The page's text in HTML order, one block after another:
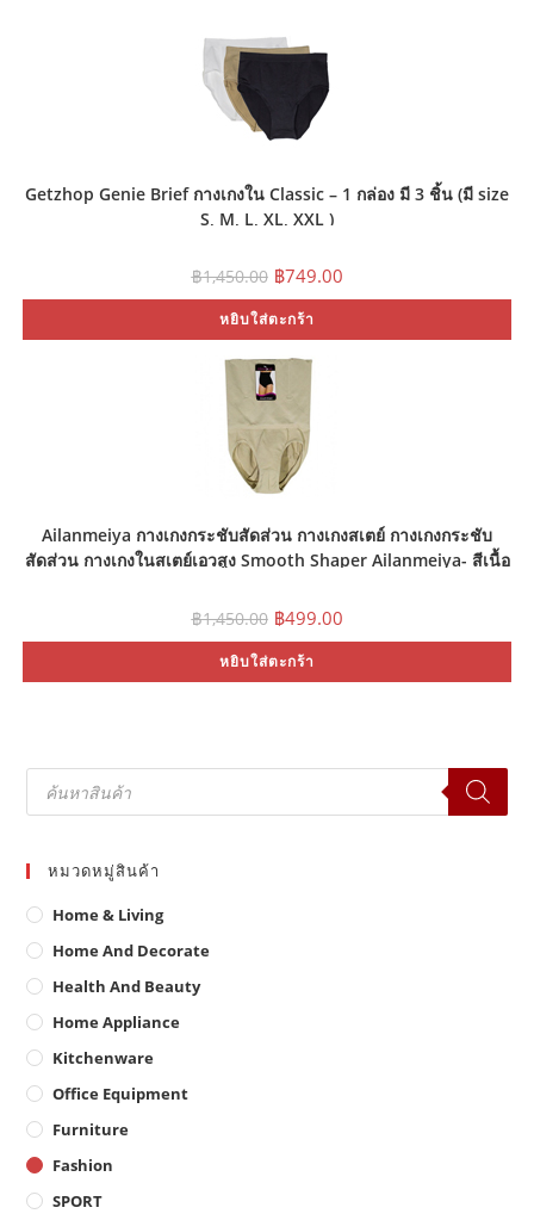
Getzhop Genie Brief กางเกงใน Classic – 1 กล่อง มี 3 ชิ้น (มี size
S, M, L, XL, XXL )
฿1,450.00 Original
price
was:
฿1,450.00.
฿749.00Current
price
is:
หยิบใส่ตะกร้า
Ailanmeiya กางเกงกระชับสัดส่วน กางเกงสเตย์ กางเกงกระชับ
สัดส่วน กางเกงในสเตย์เอวสูง Smooth Shaper Ailanmeiya- สีเนื้อ
฿1,450.00 Original
price
was:
฿1,450.00.
฿499.00Current
price
is:
หยิบใส่ตะกร้า
Products
search
หมวดหมู่สินค้า
Home & Living
Home And Decorate
Health And Beauty
Home Appliance
Kitchenware
Office Equipment
Furniture
Fashion
SPORT